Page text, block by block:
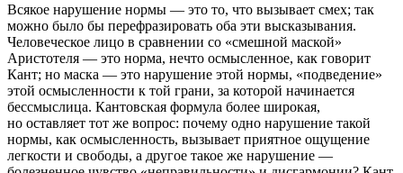
Всякое нарушение нормы — это то, что вызывает смех; так
можно было бы перефразировать оба эти высказывания.
Человеческое лицо в сравнении со «смешной маской»
Аристотеля — это норма, нечто осмысленное, как говорит
Кант; но маска — это нарушение этой нормы, «подведение»
этой осмысленности к той грани, за которой начинается
бессмыслица. Кантовская формула более широкая,
но оставляет тот же вопрос: почему одно нарушение такой
нормы, как осмысленность, вызывает приятное ощущение
легкости и свободы, а другое такое же нарушение —